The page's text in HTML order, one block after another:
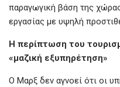
παραγωγική βάση της
εργασίας με υψηλή
Η περίπτωση του
«μαζική εξυπηρέτηση»
Ο Μαρξ δεν αγνοεί ότι οι